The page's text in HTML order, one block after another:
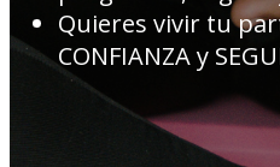
Quieres vivir tu
CONFIANZA y